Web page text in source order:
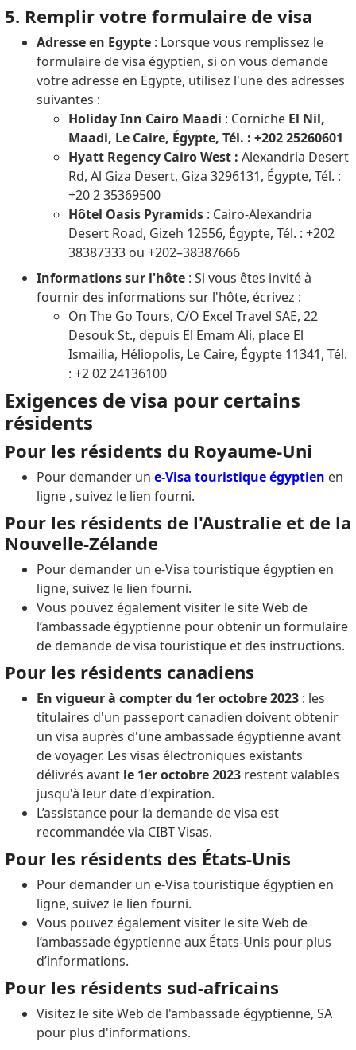
5. Remplir votre formulaire de visa
Adresse en Egypte: Lorsque vous remplissez le
formulaire de visa égyptien, si on vous demande
votre adresse en Egypte, utilisez l'une des adresses
suivantes :
Holiday Inn Cairo Maadi : Corniche El Nil,
Maadi, Le Caire, Égypte, Tél. : +202 25260601
Hyatt Regency Cairo West : Alexandria Desert
Rd, Al Giza Desert, Giza 3296131, Égypte, Tél. :
+20 2 35369500
Hôtel Oasis Pyramids: Cairo-Alexandria
Desert Road, Gizeh 12556, Égypte, Tél. : +202
38387333 ou +202–38387666
Informations sur l'hôte: Si vous êtes invité à
fournir des informations sur l'hôte, écrivez :
On The Go Tours, C/O Excel Travel SAE, 22
Desouk St., depuis El Emam Ali, place El
Ismailia, Héliopolis, Le Caire, Égypte 11341, Tél.
: +2 02 24136100
Exigences de visa pour certains
résidents
Pour les résidents du Royaume-Uni
Pour demander un e-Visa touristique égyptien en
ligne , suivez le lien fourni.
Pour les résidents de l'Australie et de la
Nouvelle-Zélande
Pour demander un e-Visa touristique égyptien en
ligne, suivez le lien fourni.
Vous pouvez également visiter le site Web de
l’ambassade égyptienne pour obtenir un formulaire
de demande de visa touristique et des instructions.
Pour les résidents canadiens
En vigueur à compter du 1er octobre 2023: les
titulaires d'un passeport canadien doivent obtenir
un visa auprès d'une ambassade égyptienne avant
de voyager. Les visas électroniques existants
délivrés avant le 1er octobre 2023restent valables
jusqu'à leur date d'expiration.
L’assistance pour la demande de visa est
recommandée via CIBT Visas.
Pour les résidents des États-Unis
Pour demander un e-Visa touristique égyptien en
ligne, suivez le lien fourni.
Vous pouvez également visiter le site Web de
l’ambassade égyptienne aux États-Unis pour plus
d’informations.
Pour les résidents sud-africains
Visitez le site Web de l'ambassade égyptienne, SA
pour plus d'informations.